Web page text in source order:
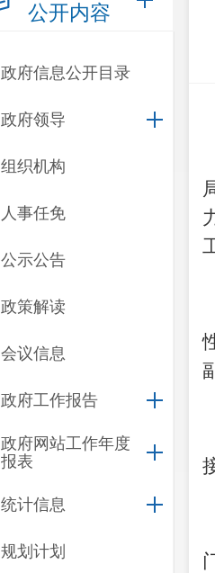
公开内容
政府信息公开目录
政府领导
组织机构
人事任免
公示公告
政策解读
会议信息
政府工作报告
政府网站工作年度
报表
统计信息
规划计划